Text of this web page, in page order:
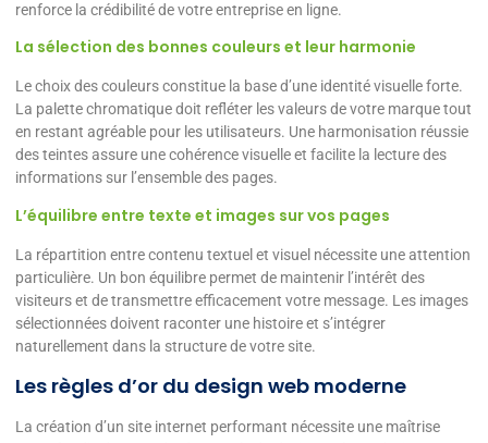
renforce la crédibilité de votre entreprise en ligne.
La sélection des bonnes couleurs et leur harmonie
Le choix des couleurs constitue la base d’une identité visuelle forte.
La palette chromatique doit refléter les valeurs de votre marque tout
en restant agréable pour les utilisateurs. Une harmonisation réussie
des teintes assure une cohérence visuelle et facilite la lecture des
informations sur l’ensemble des pages.
L’équilibre entre texte et images sur vos pages
La répartition entre contenu textuel et visuel nécessite une attention
particulière. Un bon équilibre permet de maintenir l’intérêt des
visiteurs et de transmettre efficacement votre message. Les images
sélectionnées doivent raconter une histoire et s’intégrer
naturellement dans la structure de votre site.
Les règles d’or du design web moderne
La création d’un site internet performant nécessite une maîtrise